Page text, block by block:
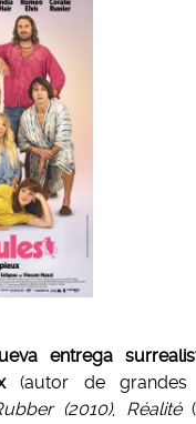
entrega
(autor de grandes
(2010), Réalité